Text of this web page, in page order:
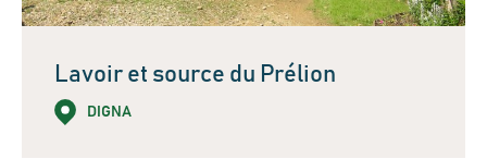
Lavoir et source du Prélion
DIGNA